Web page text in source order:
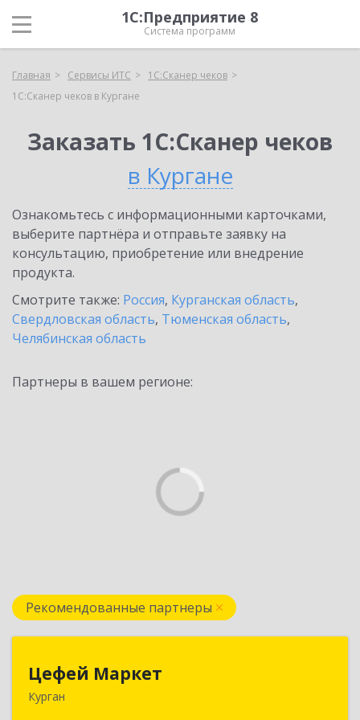
1С:Предприятие 8
Система программ
Главная Сервисы ИТС
1С:Сканер чеков
1С:Сканер чеков в Кургане
Заказать 1С:Сканер чеков
в Кургане
Ознакомьтесь с информационными карточками,
выберите партнёра и отправьте заявку на
консультацию, приобретение или внедрение
продукта.
Смотрите также: Россия, Курганская область,
Свердловская область, Тюменская область,
Челябинская область
Партнеры в вашем регионе:
Рекомендованные партнеры
Цефей Маркет
Курган640002, Курганская обл, Курган г, М.Горького